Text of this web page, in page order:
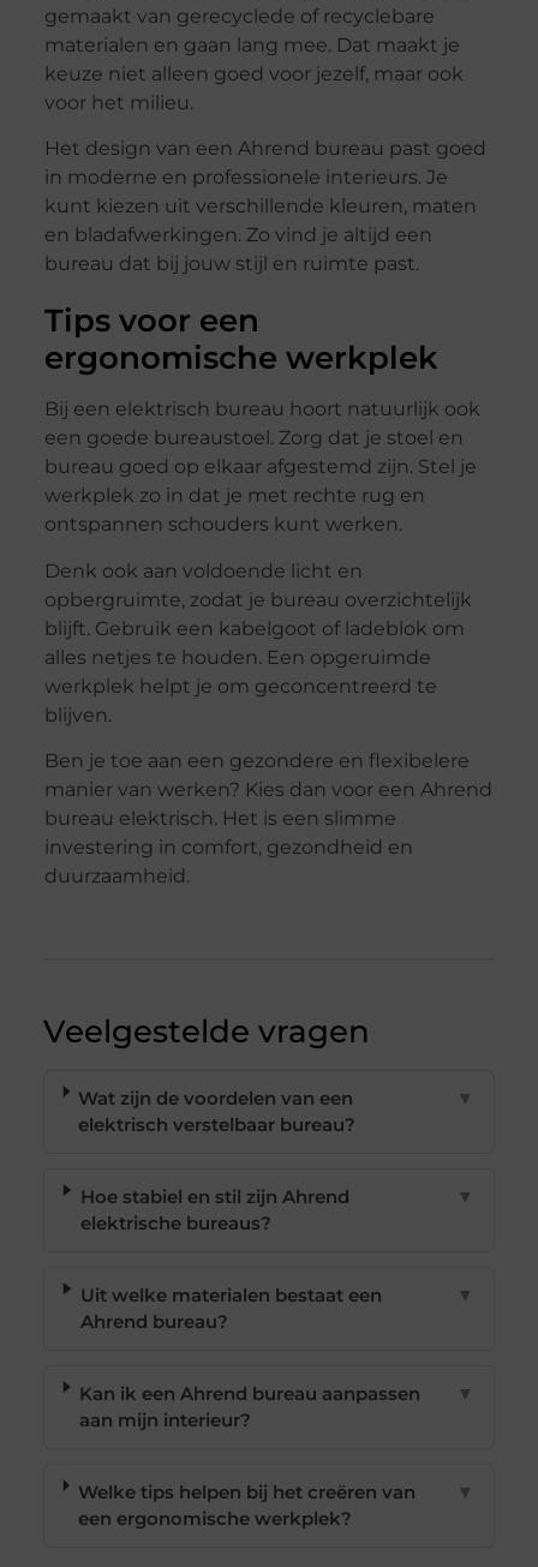
gemaakt van gerecyclede of recyclebare
materialen en gaan lang mee. Dat maakt je
keuze niet alleen goed voor jezelf, maar ook
voor het milieu.
Het design van een Ahrend bureau past goed
in moderne en professionele interieurs. Je
kunt kiezen uit verschillende kleuren, maten
en bladafwerkingen. Zo vind je altijd een
bureau dat bij jouw stijl en ruimte past.
Tips voor een
ergonomische werkplek
Bij een elektrisch bureau hoort natuurlijk ook
een goede bureaustoel. Zorg dat je stoel en
bureau goed op elkaar afgestemd zijn. Stel je
werkplek zo in dat je met rechte rug en
ontspannen schouders kunt werken.
Denk ook aan voldoende licht en
opbergruimte, zodat je bureau overzichtelijk
blijft. Gebruik een kabelgoot of ladeblok om
alles netjes te houden. Een opgeruimde
werkplek helpt je om geconcentreerd te
blijven.
Ben je toe aan een gezondere en flexibelere
manier van werken? Kies dan voor een Ahrend
bureau elektrisch. Het is een slimme
investering in comfort, gezondheid en
duurzaamheid.
Veelgestelde vragen
Wat zijn de voordelen van een
elektrisch verstelbaar bureau?
▼
Hoe stabiel en stil zijn Ahrend
elektrische bureaus?
▼
Uit welke materialen bestaat een
Ahrend bureau?
▼
Kan ik een Ahrend bureau aanpassen
aan mijn interieur?
▼
Welke tips helpen bij het creëren van
een ergonomische werkplek?
▼